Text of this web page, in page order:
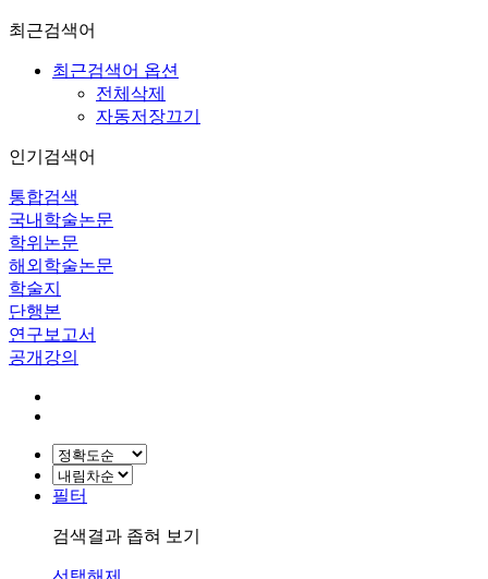
최근검색어
최근검색어 옵션
전체삭제
자동저장끄기
인기검색어
통합검색
국내학술논문
학위논문
해외학술논문
학술지
단행본
연구보고서
공개강의
필터
검색결과 좁혀 보기